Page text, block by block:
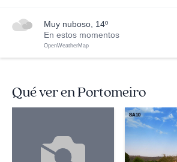
muy nuboso, 14º
En estos momentos
OpenWeatherMap
Qué ver en Portomeiro
SA10